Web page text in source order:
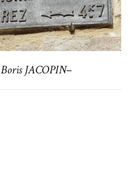
Boris JACOPIN–